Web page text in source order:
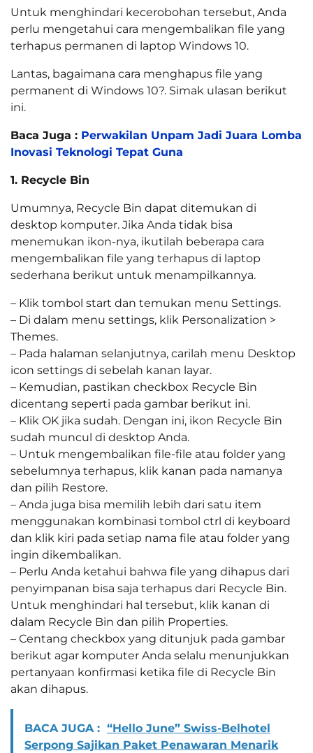
Untuk menghindari kecerobohan tersebut, Anda
perlu mengetahui cara mengembalikan file yang
terhapus permanen di laptop Windows 10.
Lantas, bagaimana cara menghapus file yang
permanent di Windows 10?. Simak ulasan berikut
ini.
Baca Juga : Perwakilan Unpam Jadi Juara Lomba
Inovasi Teknologi Tepat Guna
1. Recycle Bin
Umumnya, Recycle Bin dapat ditemukan di
desktop komputer. Jika Anda tidak bisa
menemukan ikon-nya, ikutilah beberapa cara
mengembalikan file yang terhapus di laptop
sederhana berikut untuk menampilkannya.
– Klik tombol start dan temukan menu Settings.
– Di dalam menu settings, klik Personalization >
Themes.
– Pada halaman selanjutnya, carilah menu Desktop
icon settings di sebelah kanan layar.
– Kemudian, pastikan checkbox Recycle Bin
dicentang seperti pada gambar berikut ini.
– Klik OK jika sudah. Dengan ini, ikon Recycle Bin
sudah muncul di desktop Anda.
– Untuk mengembalikan file-file atau folder yang
sebelumnya terhapus, klik kanan pada namanya
dan pilih Restore.
– Anda juga bisa memilih lebih dari satu item
menggunakan kombinasi tombol ctrl di keyboard
dan klik kiri pada setiap nama file atau folder yang
ingin dikembalikan.
– Perlu Anda ketahui bahwa file yang dihapus dari
penyimpanan bisa saja terhapus dari Recycle Bin.
Untuk menghindari hal tersebut, klik kanan di
dalam Recycle Bin dan pilih Properties.
– Centang checkbox yang ditunjuk pada gambar
berikut agar komputer Anda selalu menunjukkan
pertanyaan konfirmasi ketika file di Recycle Bin
akan dihapus.
BACA JUGA : “Hello June” Swiss-Belhotel
Serpong Sajikan Paket Penawaran Menarik